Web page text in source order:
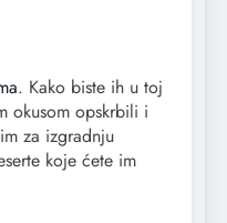
. Kako biste ih u toj
okusom opskrbili i
za izgradnju
koje ćete im